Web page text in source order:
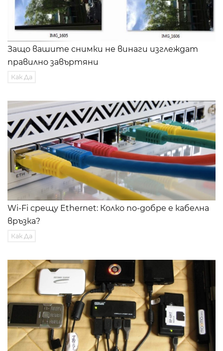
Защо вашите снимки не винаги изглеждат
правилно завъртяни
Как Да
Wi-Fi срещу Ethernet: Колко по-добре е кабелна
връзка?
Как Да